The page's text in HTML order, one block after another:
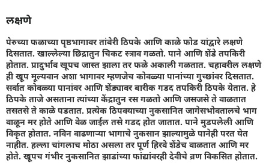
लक्षणे
पेरुच्या फळाच्या पृष्ठभागावर तांबेरी ठिपके आणि काळे फोड यांद्वारे लक्षणे
दिसतात. खाल्लेल्या छिद्रातुन चिकट स्त्राव गळतो. पाने आणि शेंडे तपकिरी
होतात. प्रादुर्भाव खूपच जास्त झाला तर फळे अकाली गळतात. चहावरील लक्षणे
ही खूप मूल्यवान अशा भागावर म्हणजेच कोवळ्या पानांच्या गुच्छांवर दिसतात.
सर्वात कोवळ्या पानांवर आणि शेंड्यावर बारीक गडद तपकिरी ठिपके येतात. हे
ठिपके ताजे असताना त्यांच्या केंद्रातुन रस गळतो आणि जसजसे ते वाळतात
तसतसे ते काळे पडतात. प्रत्येक ठिपक्याच्या नुकसानित जागेसभोवतालचे भाग
वाळून मर होते आणि वेळ जाईल तसे गडद होत जातात. पाने मुडपलेली आणि
विकृत होतात. नविन वाढणार्‍या भागाचे नुकसान झाल्यामुळे पानेही परत येत
नाहीत. हल्ला चांगलाच मोठा असला तर पूर्ण हिरवे शेंडेच वाळतात आणि मर
होते. खूपच गंभीर नुकसानित झाडांच्या फांद्यांवरही देवीचे व्रण विकसित होतात.